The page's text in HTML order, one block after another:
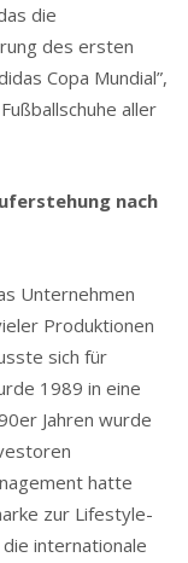
die
des ersten
Copa Mundial”,
aller
nach
Unternehmen
Produktionen
sich für
1989 in eine
Jahren wurde
hatte
zur Lifestyle-
internationale